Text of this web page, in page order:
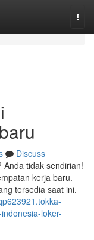
Discuss
tidak sendirian!
kerja baru.
tersedia saat ini.
loker-